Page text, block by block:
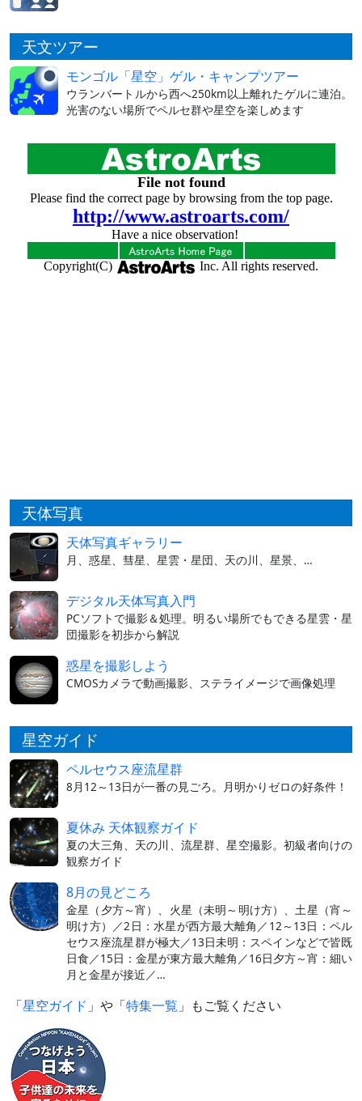
天文ツアー
モンゴル「星空」ゲル・キャンプツアー
ウランバートルから西へ250km以上離れたゲルに連泊。
光害のない場所でペルセ群や星空を楽しめます
天体写真
天体写真ギャラリー
月、惑星、彗星、星雲・星団、天の川、星景、…
デジタル天体写真入門
PCソフトで撮影＆処理。明るい場所でもできる星雲・星
団撮影を初歩から解説
惑星を撮影しよう
CMOSカメラで動画撮影、ステライメージで画像処理
星空ガイド
ペルセウス座流星群
8月12～13日が一番の見ごろ。月明かりゼロの好条件！
夏休み 天体観察ガイド
夏の大三角、天の川、流星群、星空撮影。初級者向けの
観察ガイド
8月の見どころ
金星（夕方～宵）、火星（未明～明け方）、土星（宵～
明け方）／2日：水星が西方最大離角／12～13日：ペル
セウス座流星群が極大／13日未明：スペインなどで皆既
日食／15日：金星が東方最大離角／16日夕方～宵：細い
月と金星が接近／…
「星空ガイド 」や「特集一覧 」もご覧ください